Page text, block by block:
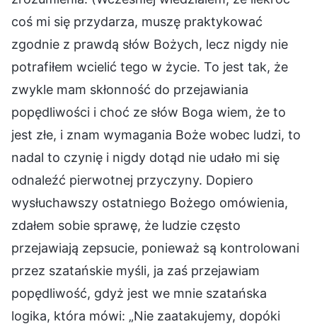
coś mi się przydarza, muszę praktykować
zgodnie z prawdą słów Bożych, lecz nigdy nie
potrafiłem wcielić tego w życie. To jest tak, że
zwykle mam skłonność do przejawiania
popędliwości i choć ze słów Boga wiem, że to
jest złe, i znam wymagania Boże wobec ludzi, to
nadal to czynię i nigdy dotąd nie udało mi się
odnaleźć pierwotnej przyczyny. Dopiero
wysłuchawszy ostatniego Bożego omówienia,
zdałem sobie sprawę, że ludzie często
przejawiają zepsucie, ponieważ są kontrolowani
przez szatańskie myśli, ja zaś przejawiam
popędliwość, gdyż jest we mnie szatańska
logika, która mówi: „Nie zaatakujemy, dopóki